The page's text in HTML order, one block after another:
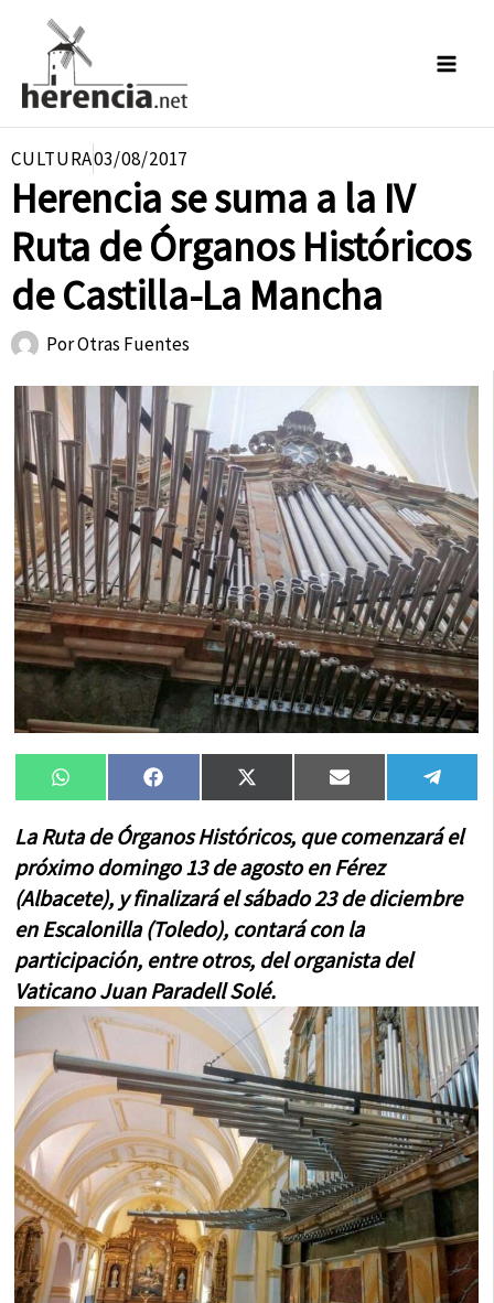
contenido
CULTURA03/08/2017
Herencia se suma a la IV
Ruta de Órganos Históricos
de Castilla-La Mancha
PorOtras Fuentes
Compartir
en
WhatsAppCompartir
en
FacebookCompartir
en
X
(Twitter)
Compartir
en
Email
en
La Ruta de Órganos Históricos, que comenzará el
próximo domingo 13 de agosto en Férez
(Albacete), y finalizará el sábado 23 de diciembre
en Escalonilla (Toledo), contará con la
participación, entre otros, del organista del
Vaticano Juan Paradell Solé.